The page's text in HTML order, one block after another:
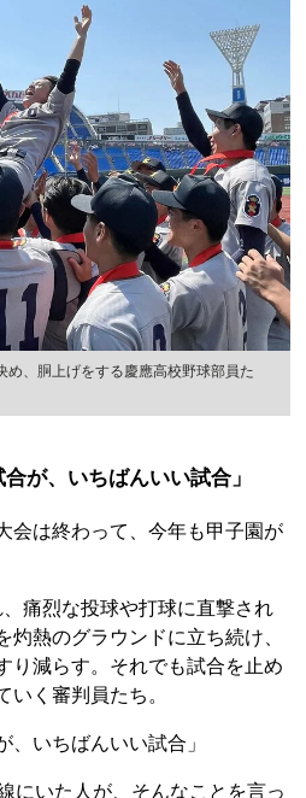
め、胴上げをする慶應高校野球部員た
が、いちばんいい試合」
は終わって、今年も甲子園が
痛烈な投球や打球に直撃され
灼熱のグラウンドに立ち続け、
り減らす。それでも試合を止め
いく審判員たち。
、いちばんいい試合」
にいた人が、そんなことを言っ